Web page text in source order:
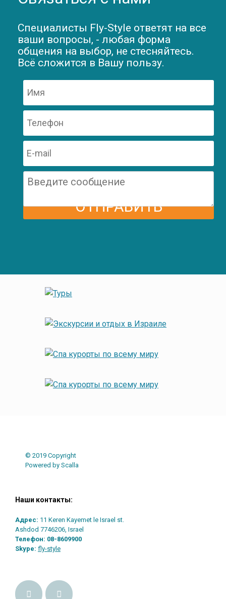
Специалисты Fly-Style ответят на все
ваши вопросы, - любая форма
общения на выбор, не стесняйтесь.
Всё сложится в Вашу пользу.
© 2019 Copyright
Powered by Scalla
Наши контакты:
Адрес: 11 Keren Kayemet le Israel st.
Ashdod 7746206, Israel
Телефон: 08-8609900
Skype: fly-style